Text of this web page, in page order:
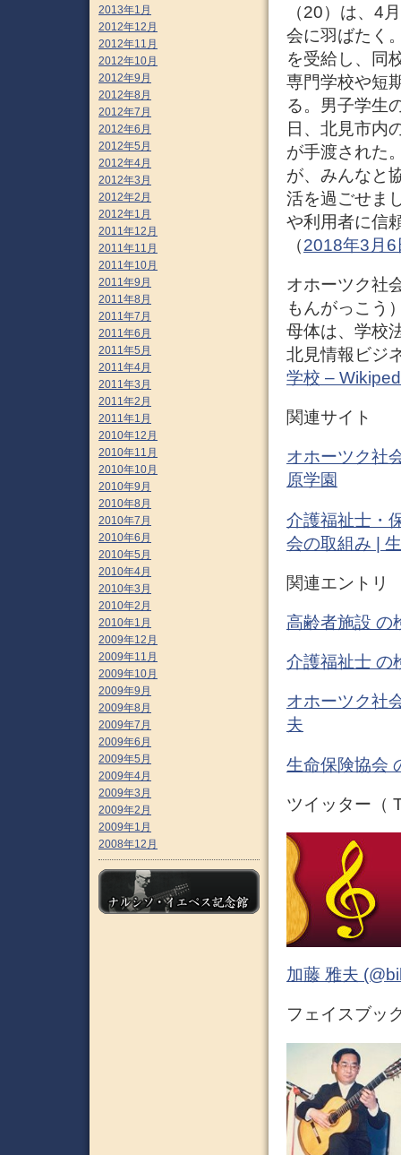
（20）は、4
会に羽ばたく
を受給し、同
専門学校や短
る。男子学生
日、北見市内
が手渡された
が、みんなと
活を過ごせま
や利用者に信
（2018年3月6
オホーツク社
もんがっこう
母体は、学校
北見情報ビジ
学校 –
関連サイト
オホーツク社
原学園
介護福祉士・
会の取組み |
関連エントリ
高齢者施設 の
介護福祉士 の
オホーツク社
夫
生命保険協会
ツイッター（
加藤 雅夫
フェイスブッ
2013年1月
2012年12月
2012年11月
2012年10月
2012年9月
2012年8月
2012年7月
2012年6月
2012年5月
2012年4月
2012年3月
2012年2月
2012年1月
2011年12月
2011年11月
2011年10月
2011年9月
2011年8月
2011年7月
2011年6月
2011年5月
2011年4月
2011年3月
2011年2月
2011年1月
2010年12月
2010年11月
2010年10月
2010年9月
2010年8月
2010年7月
2010年6月
2010年5月
2010年4月
2010年3月
2010年2月
2010年1月
2009年12月
2009年11月
2009年10月
2009年9月
2009年8月
2009年7月
2009年6月
2009年5月
2009年4月
2009年3月
2009年2月
2009年1月
2008年12月